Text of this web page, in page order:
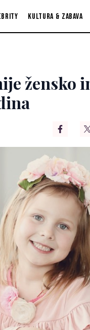
Kultura & zabava
žensko